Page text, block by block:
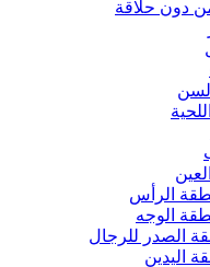
دون حلاقة
الرأس
الوجه
الصدر للرجال
اليدين